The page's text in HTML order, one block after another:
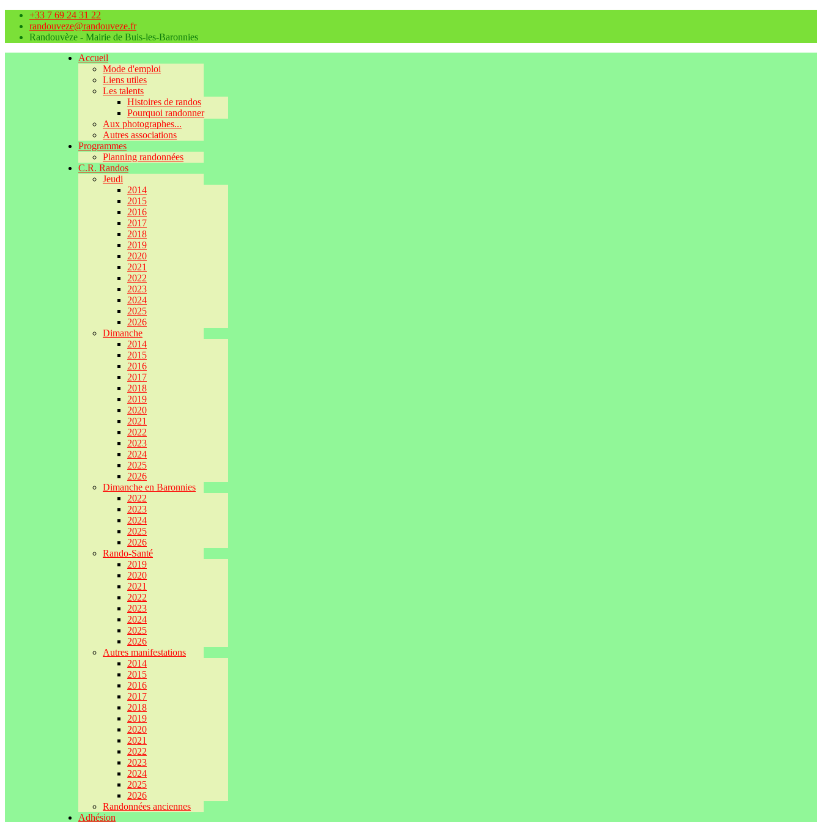
+33 7 69 24 31 22
randouveze@randouveze.fr
Randouvèze - Mairie de Buis-les-Baronnies
Accueil
Mode d'emploi
Liens utiles
Les talents
Histoires de randos
Pourquoi randonner
Aux photographes...
Autres associations
Programmes
Planning randonnées
C.R. Randos
Jeudi
2014
2015
2016
2017
2018
2019
2020
2021
2022
2023
2024
2025
2026
Dimanche
2014
2015
2016
2017
2018
2019
2020
2021
2022
2023
2024
2025
2026
Dimanche en Baronnies
2022
2023
2024
2025
2026
Rando-Santé
2019
2020
2021
2022
2023
2024
2025
2026
Autres manifestations
2014
2015
2016
2017
2018
2019
2020
2021
2022
2023
2024
2025
2026
Randonnées anciennes
Adhésion